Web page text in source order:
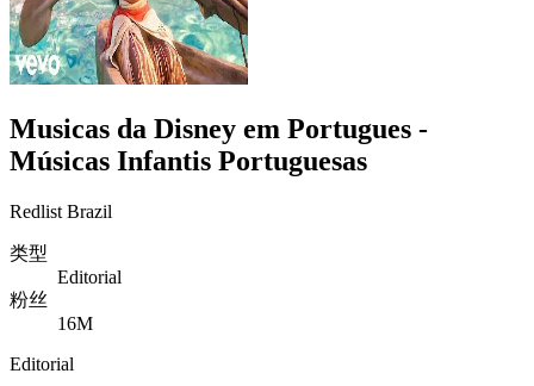
Musicas da Disney em Portugues -
Músicas Infantis Portuguesas
Redlist Brazil
类型
Editorial
粉丝
16M
Editorial